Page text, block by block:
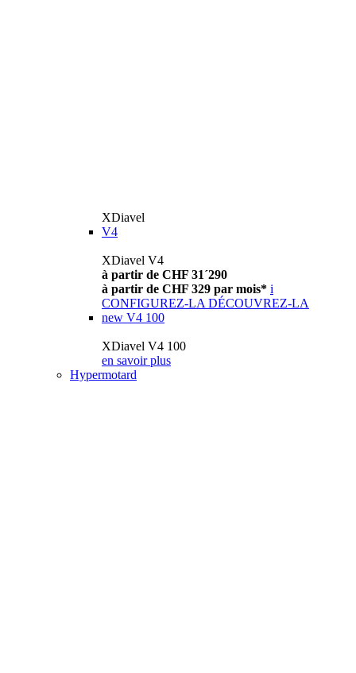
XDiavel
V4
XDiavel V4
à partir de CHF 31´290
à partir de CHF 329 par mois* i
CONFIGUREZ-LA DÉCOUVREZ-LA
new V4 100
XDiavel V4 100
en savoir plus
Hypermotard